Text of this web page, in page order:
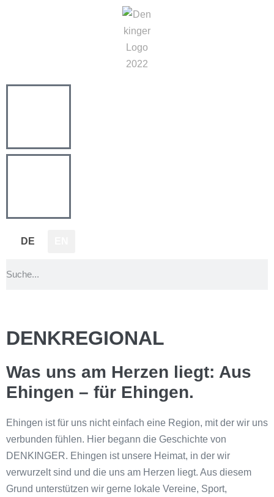
DE
DENKREGIONAL
Was uns am Herzen liegt: Aus
Ehingen – für Ehingen.
Ehingen ist für uns nicht einfach eine Region, mit der wir uns
verbunden fühlen. Hier begann die Geschichte von
DENKINGER. Ehingen ist unsere Heimat, in der wir
verwurzelt sind und die uns am Herzen liegt. Aus diesem
Grund unterstützen wir gerne lokale Vereine, Sport,